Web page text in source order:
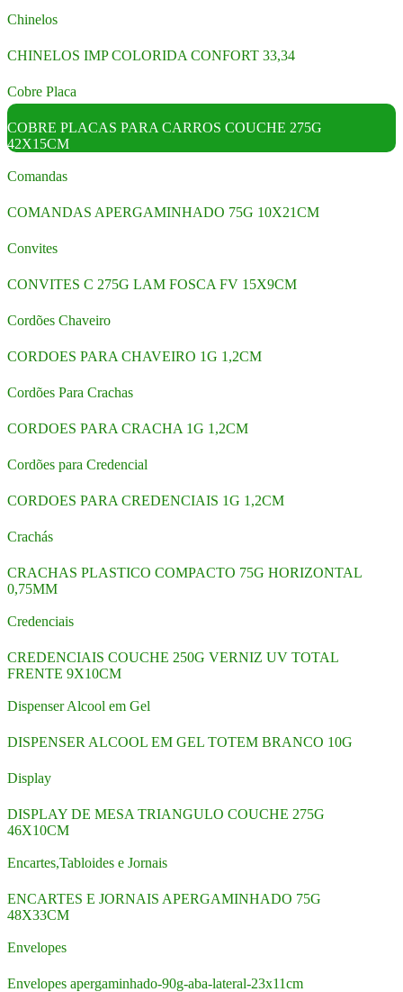
Chinelos
CHINELOS IMP COLORIDA CONFORT 33,34
Cobre Placa
COBRE PLACAS PARA CARROS COUCHE 275G
42X15CM
Comandas
COMANDAS APERGAMINHADO 75G 10X21CM
Convites
CONVITES C 275G LAM FOSCA FV 15X9CM
Cordões Chaveiro
CORDOES PARA CHAVEIRO 1G 1,2CM
Cordões Para Crachas
CORDOES PARA CRACHA 1G 1,2CM
Cordões para Credencial
CORDOES PARA CREDENCIAIS 1G 1,2CM
Crachás
CRACHAS PLASTICO COMPACTO 75G HORIZONTAL
0,75MM
Credenciais
CREDENCIAIS COUCHE 250G VERNIZ UV TOTAL
FRENTE 9X10CM
Dispenser Alcool em Gel
DISPENSER ALCOOL EM GEL TOTEM BRANCO 10G
Display
DISPLAY DE MESA TRIANGULO COUCHE 275G
46X10CM
Encartes,Tabloides e Jornais
ENCARTES E JORNAIS APERGAMINHADO 75G
48X33CM
Envelopes
Envelopes apergaminhado-90g-aba-lateral-23x11cm